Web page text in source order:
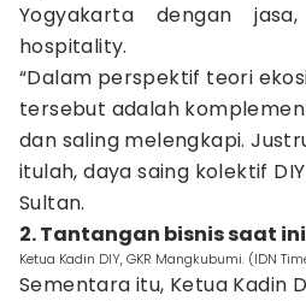
Yogyakarta dengan
hospitality.
“Dalam perspektif teori
tersebut adalah
dan saling melengkapi.
itulah, daya saing kolektif
Sultan.
2. Tantangan bisnis saat ini
Ketua Kadin DIY, GKR Mangkubumi. (IDN
Sementara itu, Ketua Kadin